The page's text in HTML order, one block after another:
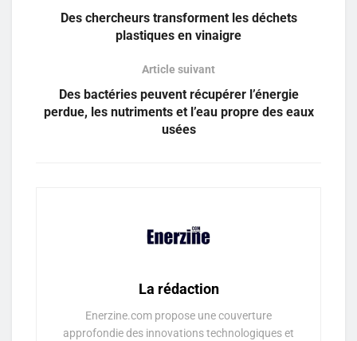
Des chercheurs transforment les déchets
plastiques en vinaigre
Article suivant
Des bactéries peuvent récupérer l’énergie
perdue, les nutriments et l’eau propre des eaux
usées
La rédaction
Enerzine.com propose une couverture
approfondie des innovations technologiques et